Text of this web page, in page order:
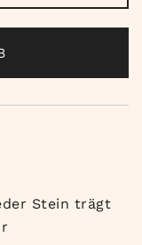
Stein trägt